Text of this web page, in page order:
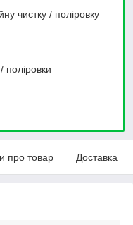
чистку / поліровку
про товар Доставка